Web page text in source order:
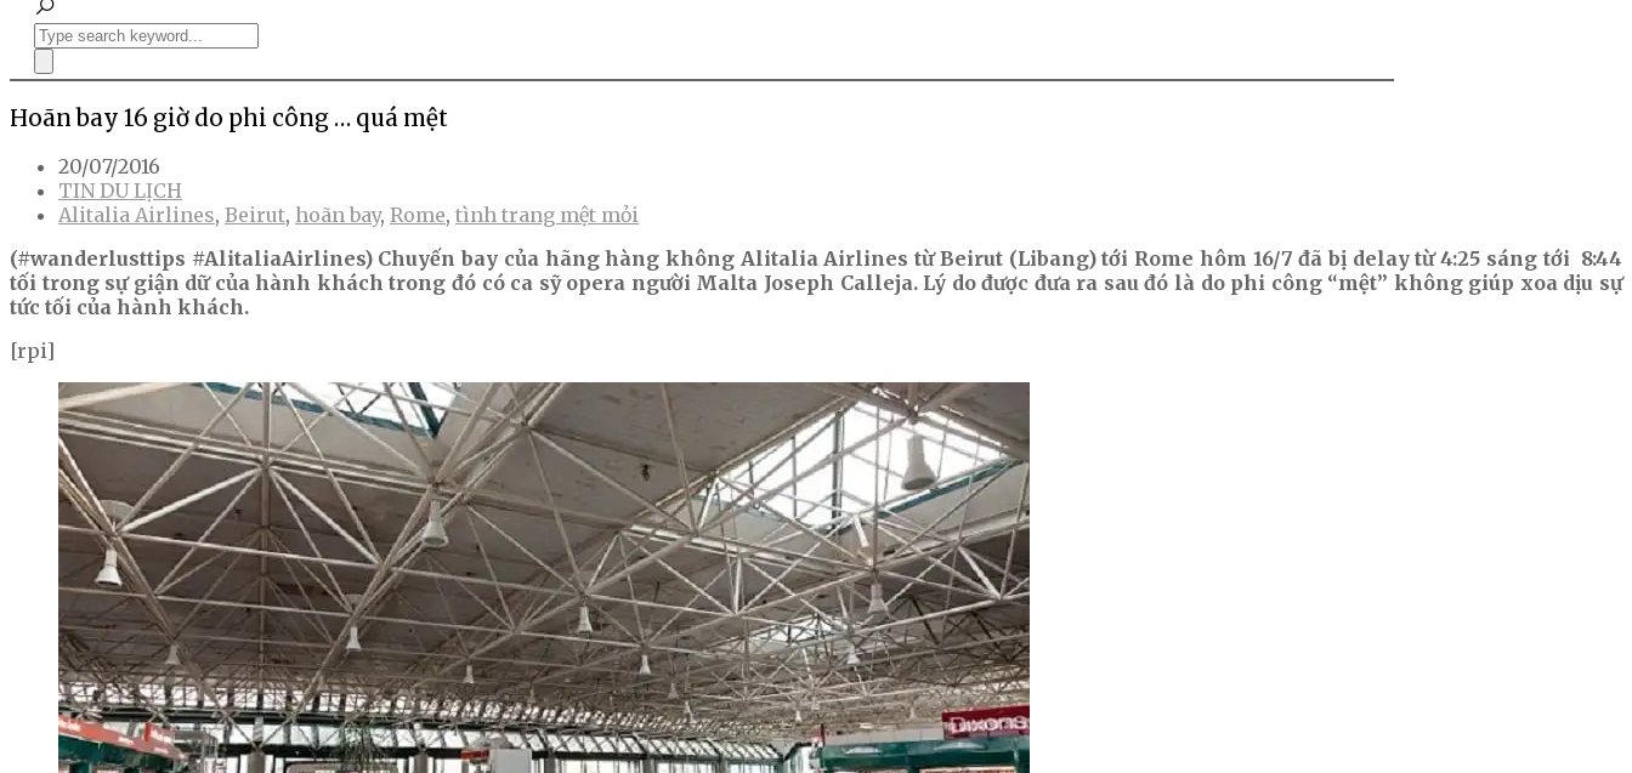
Hoãn bay 16 giờ do phi công … quá mệt
20/07/2016
TIN DU LỊCH
Alitalia Airlines, Beirut, hoãn bay, Rome, tình trang mệt mỏi
(#wanderlusttips #AlitaliaAirlines) Chuyến bay của hãng hàng không Alitalia Airlines từ Beirut (Libang) tới Rome hôm 16/7 đã bị delay từ 4:25 sáng tới 8:44
tối trong sự giận dữ của hành khách trong đó có ca sỹ opera người Malta Joseph Calleja. Lý do được đưa ra sau đó là do phi công “mệt” không giúp xoa dịu sự
tức tối của hành khách.
[rpi]